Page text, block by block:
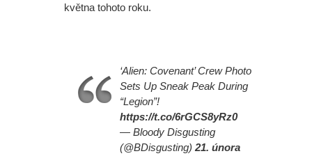
května tohoto roku.
‘Alien: Covenant’ Crew Photo
Sets Up Sneak Peak During
“Legion”!
https://t.co/6rGCS8yRz0
— Bloody Disgusting
(@BDisgusting) 21. února